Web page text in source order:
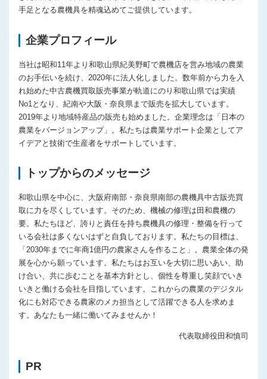
手足となる農機具を精魂込めてご提供しています。
企業プロフィール
当社は昭和11年より和歌山県紀美野町で農機店を営み地域の農業
のお手伝いを続け、2020年に法人化しました。数年前から力を入
れ始めた中古農機買取販売事業が軌道にのり和歌山県では実績
No1となり、紀南や大阪・奈良県まで販売を拡大しています。
2019年より地域特産品の販売も始めました。企業理念は「日本の
農業をバージョンアップ」。私たちは農業サポート企業としてア
イデアと技術で生産者をサポートしています。
トップからのメッセージ
和歌山県を中心に、大阪府南部・奈良県南部の農機具中古販売買
取に力を尽くしています。そのため、機械の修理は田和農機の
要。私たちほど、誇りと責任を持ち農機具の修理・整備を行って
いる会社は多くないはずと自負しております。私たちの目標は、
「2030年までに年商1億円の農家さんを作ること」。農業全体の発
展を心から願っています。私たちはお互いを大切に思いあい、助
け合い、共に歩むことを基本方針とし、個性を尊重し笑顔でいき
いきと働ける会社を目指しています。これからの農業のデジタル
化にも対応できる農家のメカ担当として活躍できる人を求めま
す。あなたも一緒に働いてみませんか！
代表取締役田和慎司
PR